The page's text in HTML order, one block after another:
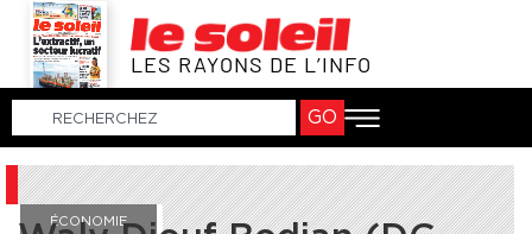
LES RAYONS DE L’INFO
GO
ÉCONOMIE